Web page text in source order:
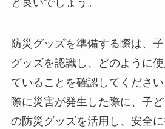
防災グッズを準備する際は、
グッズを認識し、どのように
ていることを確認してくださ
際に災害が発生した際に、子
の防災グッズを活用し、安全